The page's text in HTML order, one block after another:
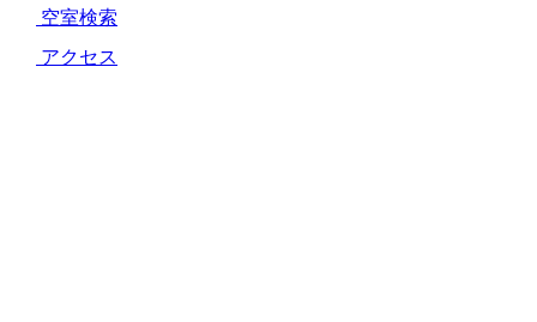
空室検索
アクセス